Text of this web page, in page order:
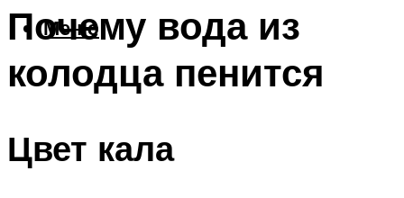
Меню
Почему вода из
колодца пенится
Цвет кала